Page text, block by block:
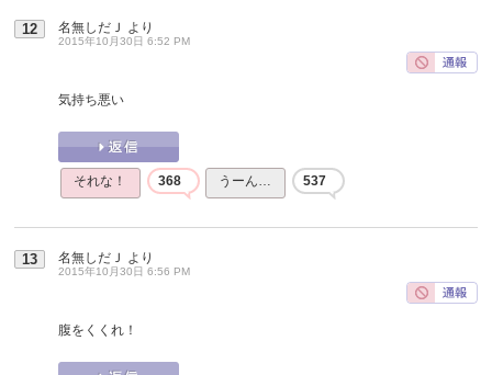
12 名無しだＪ より
2015年10月30日 6:52 PM
気持ち悪い
それな！ 368 うーん… 537
13 名無しだＪ より
2015年10月30日 6:56 PM
腹をくくれ！